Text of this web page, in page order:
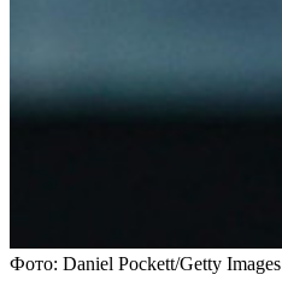
Фото: Daniel Pockett/Getty Images